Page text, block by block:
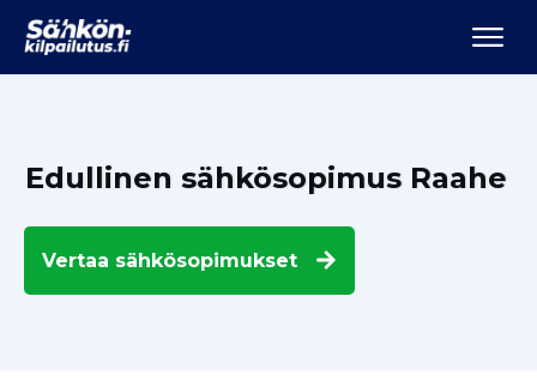
Edullinen sähkösopimus Raahe
Vertaa sähkösopimukset